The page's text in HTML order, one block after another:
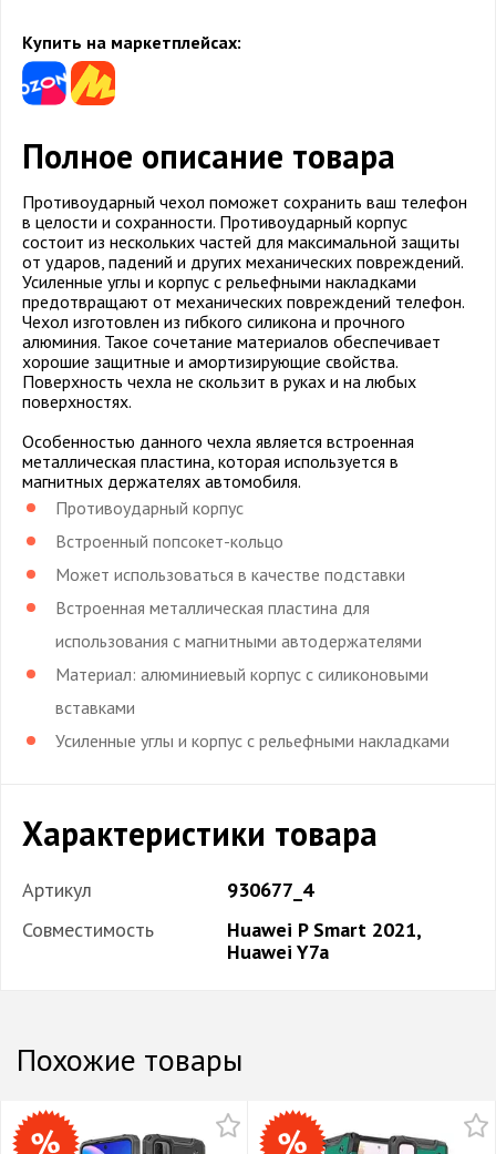
Купить на маркетплейсах:
Полное описание товара
Противоударный чехол поможет сохранить ваш телефон
в целости и сохранности. Противоударный корпус
состоит из нескольких частей для максимальной защиты
от ударов, падений и других механических повреждений.
Усиленные углы и корпус с рельефными накладками
предотвращают от механических повреждений телефон.
Чехол изготовлен из гибкого силикона и прочного
алюминия. Такое сочетание материалов обеспечивает
хорошие защитные и амортизирующие свойства.
Поверхность чехла не скользит в руках и на любых
поверхностях.
Особенностью данного чехла является встроенная
металлическая пластина, которая используется в
магнитных держателях автомобиля.
Противоударный корпус
Встроенный попсокет-кольцо
Может использоваться в качестве подставки
Встроенная металлическая пластина для
использования с магнитными автодержателями
Материал: алюминиевый корпус с силиконовыми
вставками
Усиленные углы и корпус с рельефными накладками
Характеристики товара
Артикул
930677_4
Совместимость
Huawei P Smart 2021,
Huawei Y7a
Похожие товары